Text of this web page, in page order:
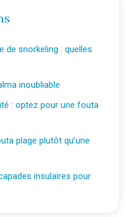
de snorkeling : quelles
inoubliable
: optez pour une fouta
plage plutôt qu’une
insulaires pour